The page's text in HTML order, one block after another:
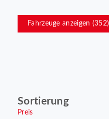
Fahrzeuge anzeigen (352)
Sortierung
Preis